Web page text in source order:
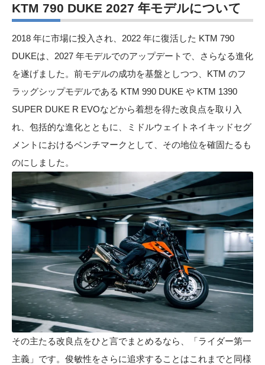
KTM 790 DUKE 2027 年モデルについて
2018 年に市場に投入され、2022 年に復活した KTM 790
DUKEは、2027 年モデルでのアップデートで、さらなる進化
を遂げました。前モデルの成功を基盤としつつ、KTM のフ
ラッグシップモデルである KTM 990 DUKE や KTM 1390
SUPER DUKE R EVOなどから着想を得た改良点を取り入
れ、包括的な進化とともに、ミドルウェイトネイキッドセグ
メントにおけるベンチマークとして、その地位を確固たるも
のにしました。
その主たる改良点をひと言でまとめるなら、「ライダー第一
主義」です。俊敏性をさらに追求することはこれまでと同様